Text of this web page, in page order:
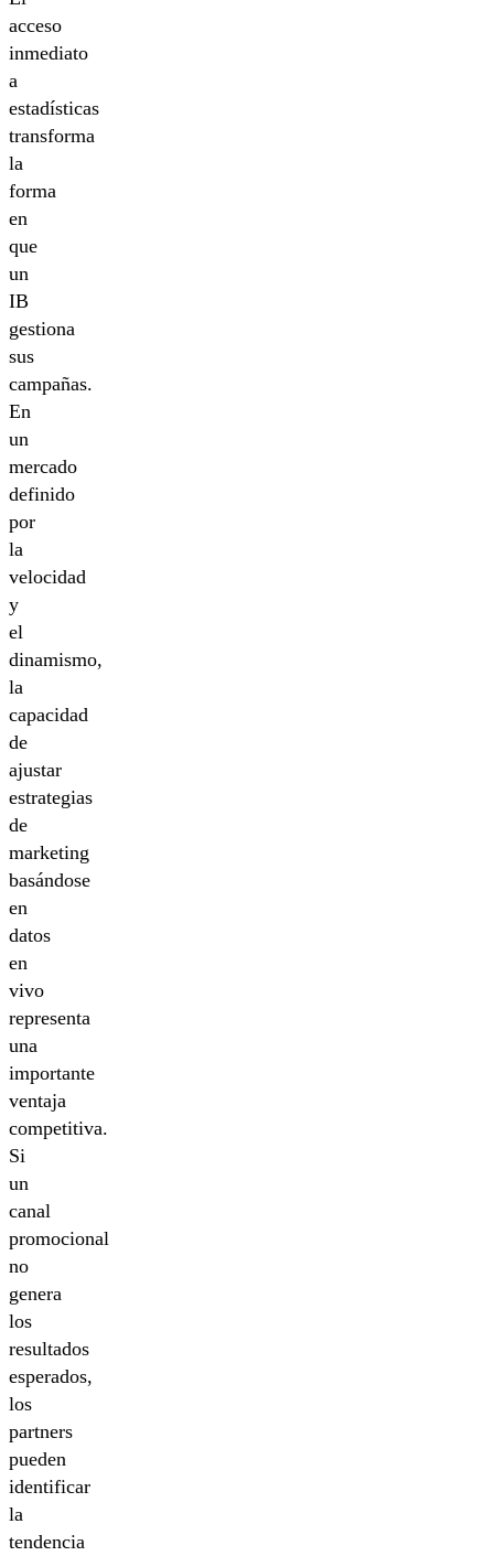
acceso
inmediato
a
estadísticas
transforma
la
forma
en
que
un
IB
gestiona
sus
campañas.
En
un
mercado
definido
por
la
velocidad
y
el
dinamismo,
la
capacidad
de
ajustar
estrategias
de
marketing
basándose
en
datos
en
vivo
representa
una
importante
ventaja
competitiva.
Si
un
canal
promocional
no
genera
los
resultados
esperados,
los
partners
pueden
identificar
la
tendencia